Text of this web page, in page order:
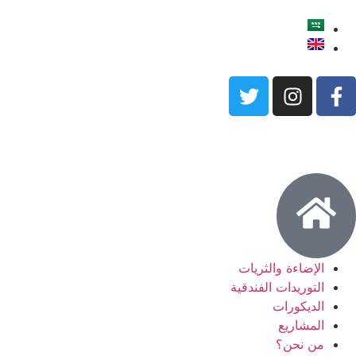
الإضاءة والثريات
التوريدات الفندقية
الديكورات
المشاريع
من نحن؟